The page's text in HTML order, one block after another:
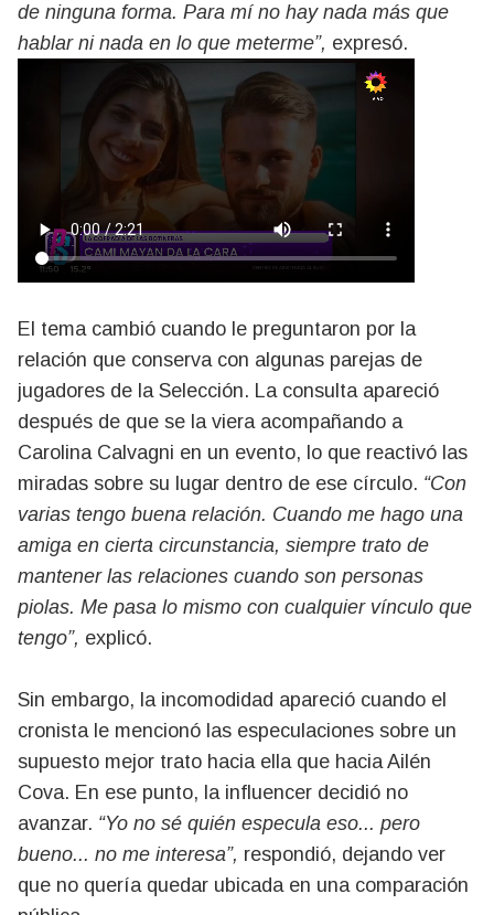
de ninguna forma. Para mí no hay nada más que
hablar ni nada en lo que meterme”, expresó.
El tema cambió cuando le preguntaron por la
relación que conserva con algunas parejas de
jugadores de la Selección. La consulta apareció
después de que se la viera acompañando a
Carolina Calvagni en un evento, lo que reactivó las
miradas sobre su lugar dentro de ese círculo. “Con
varias tengo buena relación. Cuando me hago una
amiga en cierta circunstancia, siempre trato de
mantener las relaciones cuando son personas
piolas. Me pasa lo mismo con cualquier vínculo que
tengo”, explicó.
Sin embargo, la incomodidad apareció cuando el
cronista le mencionó las especulaciones sobre un
supuesto mejor trato hacia ella que hacia Ailén
Cova. En ese punto, la influencer decidió no
avanzar. “Yo no sé quién especula eso... pero
bueno... no me interesa”, respondió, dejando ver
que no quería quedar ubicada en una comparación